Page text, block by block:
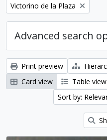
Remove filter:
Victorino de la Plaza
Advanced search
Print preview
Card view
Table view
Sort by: